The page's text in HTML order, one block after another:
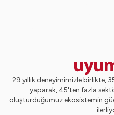
29 yıllık deneyimimizle birlikte,
yaparak, 45'ten fazla
oluşturduğumuz ekosistemin